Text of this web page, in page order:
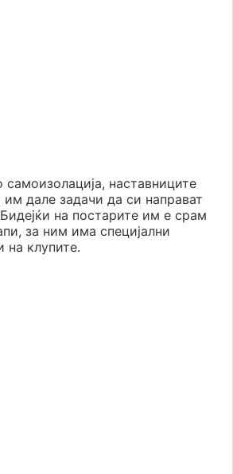
наставниците
дале задачи да си направат
на постарите им е срам
за ним има специјални
на клупите.